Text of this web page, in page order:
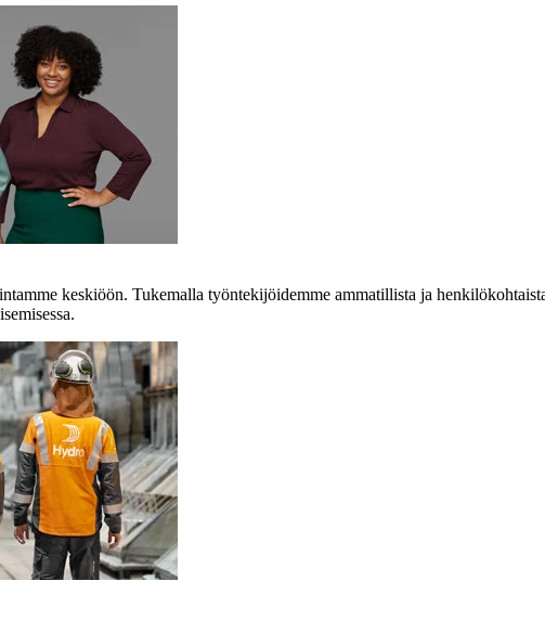
keskiöön. Tukemalla työntekijöidemme ammatillista ja